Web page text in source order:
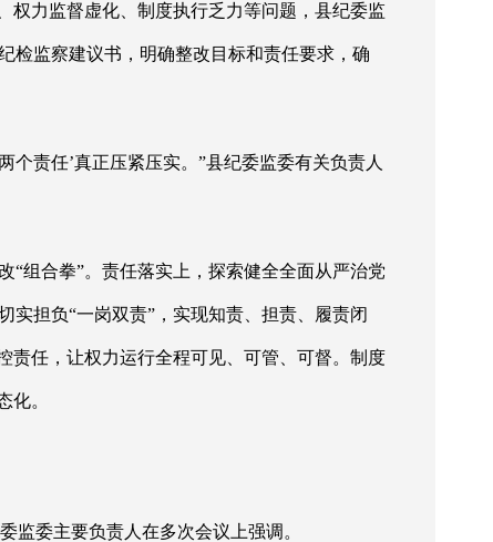
权力监督虚化、制度执行乏力等问题，县纪委监
检监察建议书，明确整改目标和责任要求，确
个责任’真正压紧压实。”县纪委监委有关负责人
“组合拳”。责任落实上，探索健全全面从严治党
担负“一岗双责”，实现知责、担责、履责闭
责任，让权力运行全程可见、可管、可督。制度
化。
监委主要负责人在多次会议上强调。